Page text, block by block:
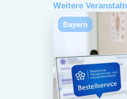
Weitere
Bayern